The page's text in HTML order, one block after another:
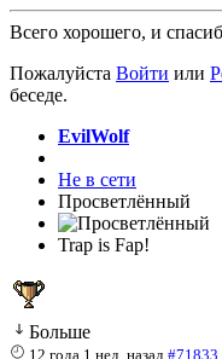
Всего хорошего, и
Пожалуйста Войти или
беседе.
EvilWolf
Не в сети
Просветлённый
Trap is Fap!
Больше
12 года 1 нед. назад #71833